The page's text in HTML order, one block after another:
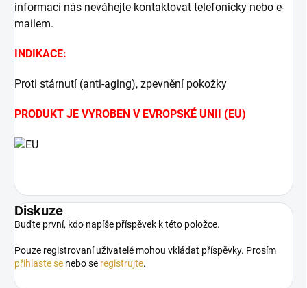
informací nás neváhejte kontaktovat telefonicky nebo e-
mailem.
INDIKACE:
Proti stárnutí (anti-aging), zpevnění pokožky
PRODUKT JE VYROBEN V EVROPSKÉ UNII (EU)
Diskuze
Buďte první, kdo napíše příspěvek k této položce.
Pouze registrovaní uživatelé mohou vkládat příspěvky. Prosím
přihlaste se nebo se registrujte.